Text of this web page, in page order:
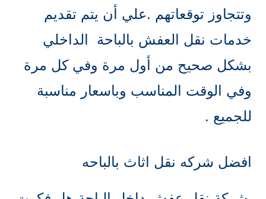
وتتجاوز توقعاتهم .علي أن يتم تقديم
خدمات نقل العفش بالباحة الداخلي
بشكل صحيح من أول مرة وفي كل مرة
وفي الوقت المناسب وباسعار مناسبة
للجميع .
افضل شركه نقل اثاث بالباحه